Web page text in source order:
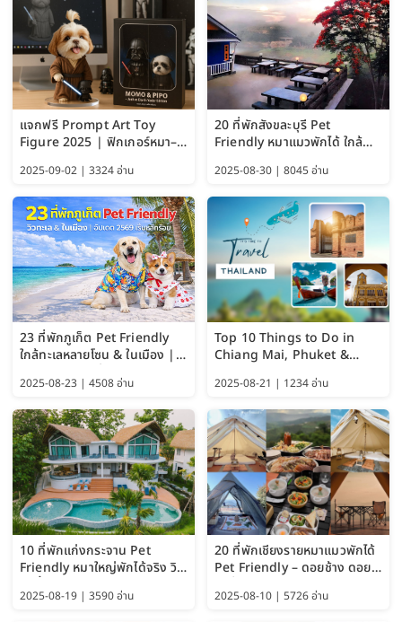
แจกฟรี Prompt Art Toy
Figure 2025 | ฟิกเกอร์หมา–
ChatGPT และ Gemini
2025-09-02 | 3324 อ่าน
20 ที่พักสังขละบุรี Pet
Friendly หมาแมวพักได้ ใกล้
2025-08-30 | 8045 อ่าน
23 ที่พักภูเก็ต Pet Friendly
ใกล้ทะเลหลายโซน & ในเมือง |
2025-08-23 | 4508 อ่าน
Top 10 Things to Do in
Chiang Mai, Phuket &
Guide 2025)
2025-08-21 | 1234 อ่าน
10 ที่พักแก่งกระจาน Pet
Friendly หมาใหญ่พักได้จริง วิว
2025-08-19 | 3590 อ่าน
20 ที่พักเชียงรายหมาแมวพักได้
Pet Friendly – ดอยช้าง ดอย
2025-08-10 | 5726 อ่าน